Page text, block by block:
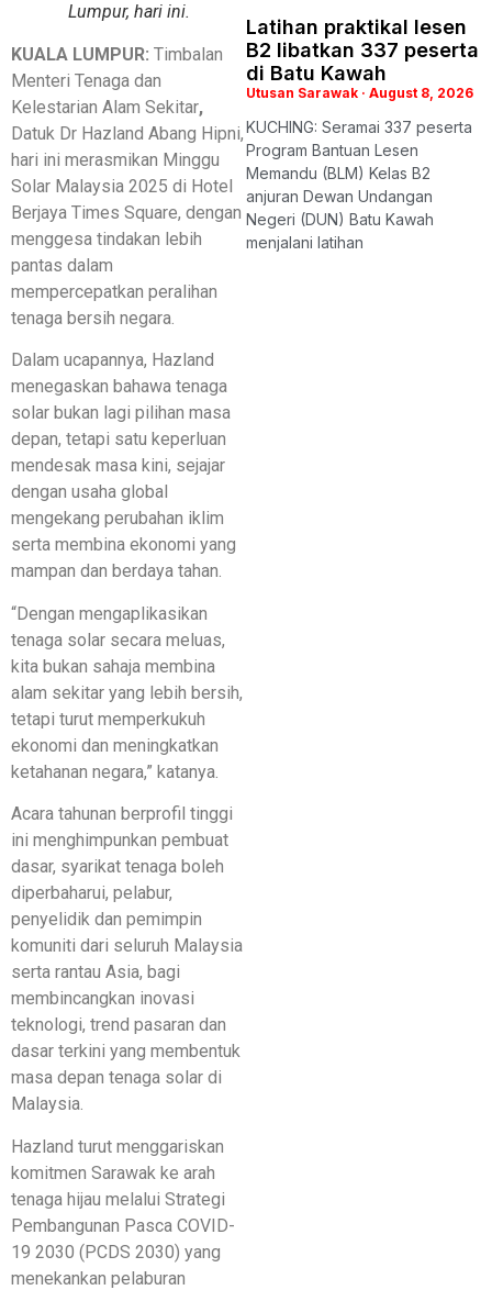
Lumpur, hari ini.
KUALA LUMPUR: Timbalan
Menteri Tenaga dan
Kelestarian Alam Sekitar,
Datuk Dr Hazland Abang Hipni,
hari ini merasmikan Minggu
Solar Malaysia 2025 di Hotel
Berjaya Times Square, dengan
menggesa tindakan lebih
pantas dalam
mempercepatkan peralihan
tenaga bersih negara.
Dalam ucapannya, Hazland
menegaskan bahawa tenaga
solar bukan lagi pilihan masa
depan, tetapi satu keperluan
mendesak masa kini, sejajar
dengan usaha global
mengekang perubahan iklim
serta membina ekonomi yang
mampan dan berdaya tahan.
“Dengan mengaplikasikan
tenaga solar secara meluas,
kita bukan sahaja membina
alam sekitar yang lebih bersih,
tetapi turut memperkukuh
ekonomi dan meningkatkan
ketahanan negara,” katanya.
Acara tahunan berprofil tinggi
ini menghimpunkan pembuat
dasar, syarikat tenaga boleh
diperbaharui, pelabur,
penyelidik dan pemimpin
komuniti dari seluruh Malaysia
serta rantau Asia, bagi
membincangkan inovasi
teknologi, trend pasaran dan
dasar terkini yang membentuk
masa depan tenaga solar di
Malaysia.
Hazland turut menggariskan
komitmen Sarawak ke arah
tenaga hijau melalui Strategi
Pembangunan Pasca COVID-
19 2030 (PCDS 2030) yang
menekankan pelaburan
Latihan praktikal lesen
B2 libatkan 337 peserta
di Batu Kawah
Utusan Sarawak August 8, 2026
KUCHING: Seramai 337 peserta
Program Bantuan Lesen
Memandu (BLM) Kelas B2
anjuran Dewan Undangan
Negeri (DUN) Batu Kawah
menjalani latihan